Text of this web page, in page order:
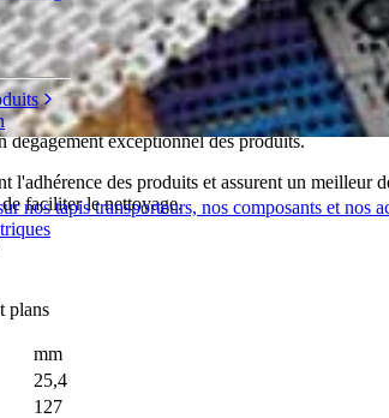
nos tapis transporteurs, nos composants et nos
exceptionnel des produits.
l'adhérence des produits et assurent un
faciliter le nettoyage.
plans
mm
25,4
127